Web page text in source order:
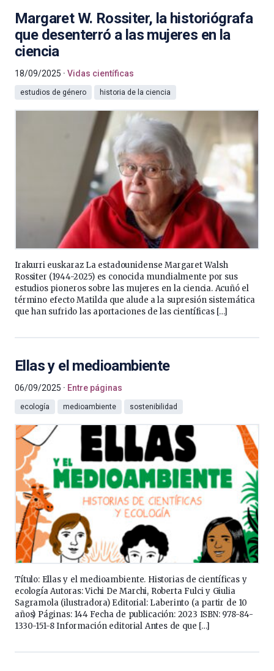
Margaret W. Rossiter, la historiógrafa
que desenterró a las mujeres en la
ciencia
18/09/2025 Vidas científicas
estudios de género historia de la ciencia
Irakurri euskaraz La estadounidense Margaret Walsh
Rossiter (1944-2025) es conocida mundialmente por sus
estudios pioneros sobre las mujeres en la ciencia. Acuñó el
término efecto Matilda que alude a la supresión sistemática
que han sufrido las aportaciones de las científicas […]
Ellas y el medioambiente
06/09/2025 Entre páginas
ecología medioambiente sostenibilidad
Título: Ellas y el medioambiente. Historias de científicas y
ecología Autoras: Vichi De Marchi, Roberta Fulci y Giulia
Sagramola (ilustradora) Editorial: Laberinto (a partir de 10
años) Páginas: 144 Fecha de publicación: 2023 ISBN: 978-84-
1330-151-8 Información editorial Antes de que […]